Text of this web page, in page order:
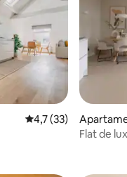
4,7 de uma
4,7 (33)
Flat de